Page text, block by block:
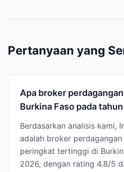
Pertanyaan yang
Apa broker
Burkina Faso pada
Berdasarkan analisis kami,
adalah broker
peringkat tertinggi di
2026, dengan rating 4.8/5